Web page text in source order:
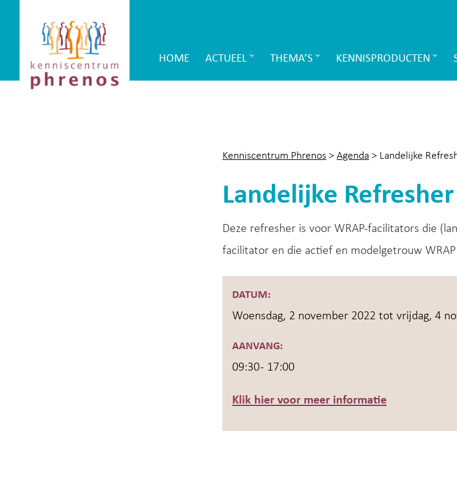
Phrenos
website
Main
HOME ACTUEEL THEMA’S KENNISPRODUCTEN
Kenniscentrum Phrenos > Agenda > Landelijke
Landelijke
Deze refresher is voor WRAP-facilitators die
facilitator en die actief en modelgetrouw
DATUM:
Woensdag, 2 november 2022 tot vrijdag, 4
AANVANG:
09:30 - 17:00
Klik hier voor meer informatie